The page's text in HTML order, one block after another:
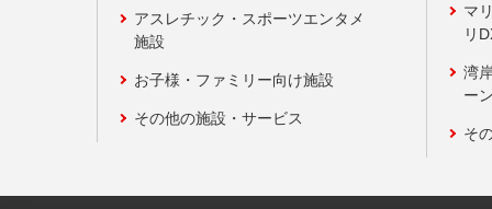
アスレチック・スポーツエンタメ
施設
お子様・ファミリー向け施設
その他の施設・サービス
マ
リ
湾
ー
そ